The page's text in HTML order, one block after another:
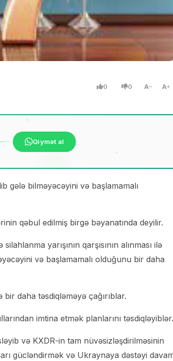
0 0 A A
Qiymət al
gələ bilməyəcəyini və başlamamalı
qəbul edilmiş birgə bəyanatında deyilir.
yarışının qarşısının alınması ilə
və başlamamalı olduğunu bir daha
daha təsdiqləməyə çağırıblar.
imtina etmək planlarını təsdiqləyiblər.
və KXDR-in tam nüvəsizləşdirilməsinin
gücləndirmək və Ukraynaya dəstəyi